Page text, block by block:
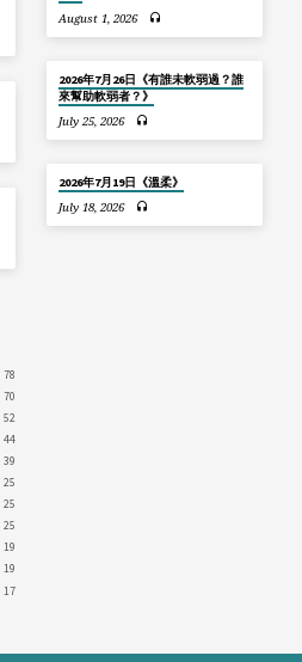
August 1, 2026
2026年7月26日《有誰未軟弱過？誰
來幫助軟弱者？》
July 25, 2026
2026年7月19日《溫柔》
July 18, 2026
78
70
52
44
39
25
25
25
19
19
17